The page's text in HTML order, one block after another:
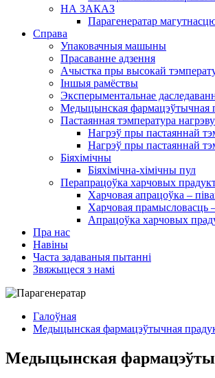
НА ЗАКАЗ
Парагенератар
Справа
Упаковачныя машыны
Прасаванне адзення
Ачыстка пры высокай
Іншыя рамёствы
Эксперыментальнае
Медыцынская фармацэўтычная
Пастаянная тэмпература нагрэву
Нагрэў пры пастаяннай
Нагрэў пры пастаяннай
Біяхімічны
Біяхімічна-хімічны пул
Перапрацоўка харчовых
Харчовая апрацоўка –
Харчовая
Апрацоўка харчовых
Пра нас
Навіны
Часта задаваныя пытанні
Звяжыцеся з намі
Галоўная
Медыцынская фармацэўтычная
Медыцынская